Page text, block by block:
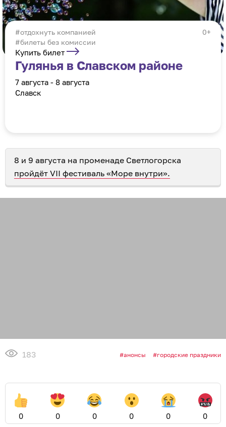
0+
отдохнуть компанией
#билеты без комиссии
Купить билет
Гулянья в Славском районе
7 августа - 8 августа
Славск
8 и 9 августа на променаде Светлогорска
пройдёт VII фестиваль «Море внутри».
183 анонсы городские праздники
0 0 0 0 0 0